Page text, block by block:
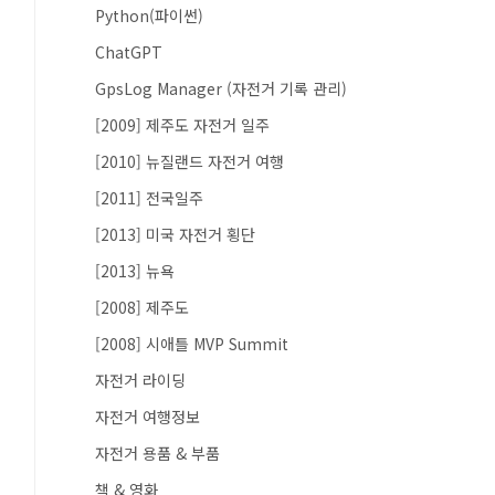
Python(파이썬)
ChatGPT
GpsLog Manager (자전거 기록 관리)
[2009] 제주도 자전거 일주
[2010] 뉴질랜드 자전거 여행
[2011] 전국일주
[2013] 미국 자전거 횡단
[2013] 뉴욕
[2008] 제주도
[2008] 시애틀 MVP Summit
자전거 라이딩
자전거 여행정보
자전거 용품 & 부품
책 & 영화